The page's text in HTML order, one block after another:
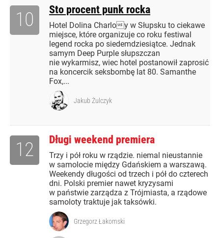
Sto procent punk rocka
Hotel Dolina Charloy w Słupsku to ciekawe
miejsce, które organizuje co roku festiwal
legend rocka po siedemdziesiątce. Jednak
samym Deep Purple słupszczan
nie wykarmisz, wiec hotel postanowił zaprosić
na koncercik seksbombę lat 80. Samanthe
Fox,...
10
Jakub Żulczyk
Długi weekend premiera
Trzy i pół roku w rządzie. niemal nieustannie
w samolocie między Gdańskiem a warszawą.
Weekendy długości od trzech i pół do czterech
dni. Polski premier nawet kryzysami
w państwie zarządza z Trójmiasta, a rządowe
samoloty traktuje jak taksówki.
12
Grzegorz Łakomski